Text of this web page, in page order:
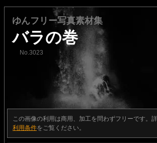
ゆんフリー写真素材集
バラの巻
No.3023
この画像の利用は商用、加工を問わずフリーです。
利用条件をご覧ください。